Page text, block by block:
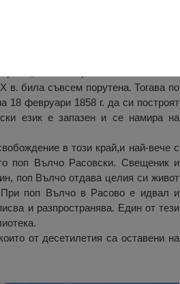
от град Монтана.
„Свети Георги“ е била и част от
в. била съвсем порутена. Тогава по
18 февруари 1858 г. да си построят
език е запазен и се намира на
в този край,и най-вече с
поп Вълчо Расовски. Свещеник и
поп Вълчо отдава целия си живот
При поп Вълчо в Расово е идвал и
и разпространява. Един от тези
от десетилетия са оставени на